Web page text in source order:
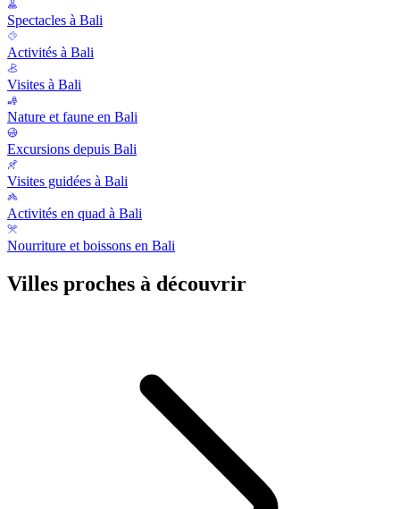
Spectacles à Bali
Activités à Bali
Visites à Bali
Nature et faune en Bali
Excursions depuis Bali
Visites guidées à Bali
Activités en quad à Bali
Nourriture et boissons en Bali
Villes proches à découvrir